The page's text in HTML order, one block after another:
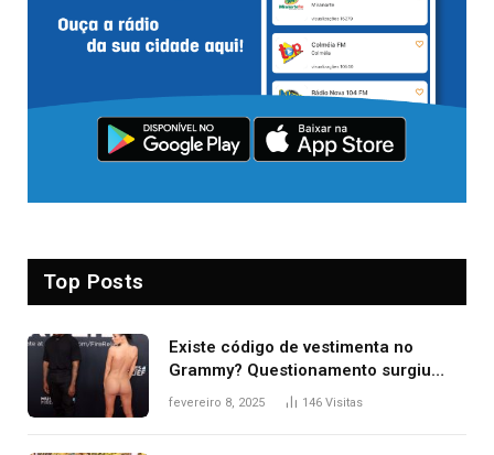
Top Posts
Existe código de vestimenta no
Grammy? Questionamento surgiu
após Bianca Censori, mulher de
fevereiro 8, 2025 146 Visitas